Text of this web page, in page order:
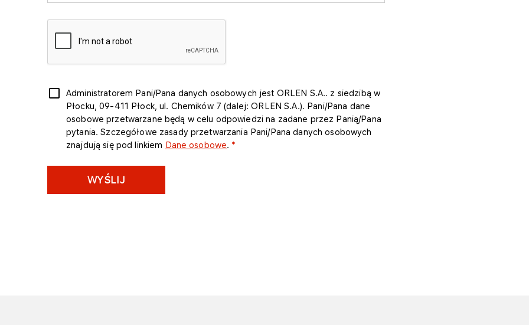
Administratorem Pani/Pana danych osobowych jest ORLEN S.A.. z siedzibą w
Płocku, 09-411 Płock, ul. Chemików 7 (dalej: ORLEN S.A.). Pani/Pana dane
osobowe przetwarzane będą w celu odpowiedzi na zadane przez Panią/Pana
pytania. Szczegółowe zasady przetwarzania Pani/Pana danych osobowych
znajdują się pod linkiem Dane osobowe.
WYŚLIJ